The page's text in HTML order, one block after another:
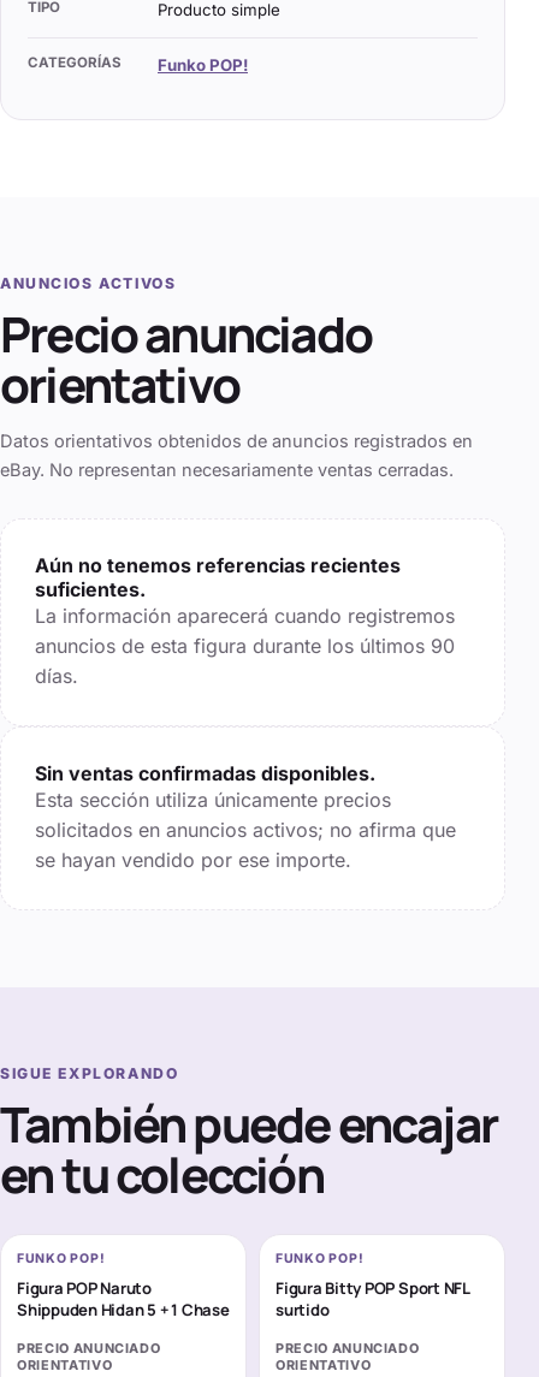
TIPO Producto simple
CATEGORÍAS Funko POP!
ANUNCIOS ACTIVOS
Precio anunciado
orientativo
Datos orientativos obtenidos de anuncios registrados en
eBay. No representan necesariamente ventas cerradas.
Aún no tenemos referencias recientes
suficientes.
La información aparecerá cuando registremos
anuncios de esta figura durante los últimos 90
días.
Sin ventas confirmadas disponibles.
Esta sección utiliza únicamente precios
solicitados en anuncios activos; no afirma que
se hayan vendido por ese importe.
SIGUE EXPLORANDO
También puede encajar
en tu colección
FUNKO POP!
Figura POP Naruto
Shippuden Hidan 5 + 1 Chase
PRECIO ANUNCIADO
ORIENTATIVO
FUNKO POP!
Figura Bitty POP Sport NFL
surtido
PRECIO ANUNCIADO
ORIENTATIVO